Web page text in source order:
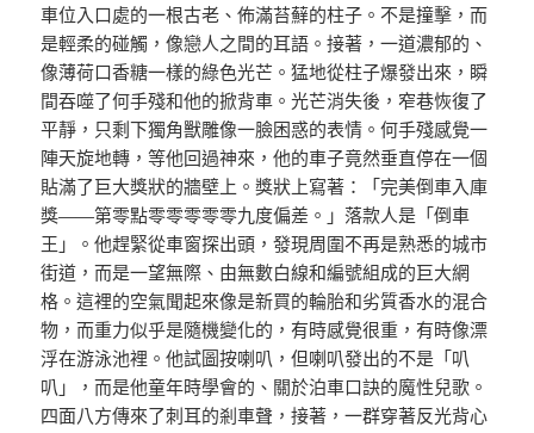
車位入口處的一根古老、佈滿苔蘚的柱子。不是撞擊，而
是輕柔的碰觸，像戀人之間的耳語。接著，一道濃郁的、
像薄荷口香糖一樣的綠色光芒。猛地從柱子爆發出來，瞬
間吞噬了何手殘和他的掀背車。光芒消失後，窄巷恢復了
平靜，只剩下獨角獸雕像一臉困惑的表情。何手殘感覺一
陣天旋地轉，等他回過神來，他的車子竟然垂直停在一個
貼滿了巨大獎狀的牆壁上。獎狀上寫著：「完美倒車入庫
獎——第零點零零零零零九度偏差。」落款人是「倒車
王」。他趕緊從車窗探出頭，發現周圍不再是熟悉的城市
街道，而是一望無際、由無數白線和編號組成的巨大網
格。這裡的空氣聞起來像是新買的輪胎和劣質香水的混合
物，而重力似乎是隨機變化的，有時感覺很重，有時像漂
浮在游泳池裡。他試圖按喇叭，但喇叭發出的不是「叭
叭」，而是他童年時學會的、關於泊車口訣的魔性兒歌。
四面八方傳來了刺耳的剎車聲，接著，一群穿著反光背心